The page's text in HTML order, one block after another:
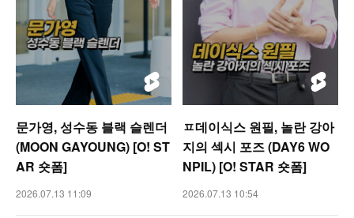
문가영, 성수동 블랙 슬렌더
(MOON GAYOUNG) [O! ST
AR 숏폼]
2026.07.13 11:09
ㅍ데이식스 원필, 놀란 강아
지의 섹시 포즈 (DAY6 WO
NPIL) [O! STAR 숏폼]
2026.07.13 10:54